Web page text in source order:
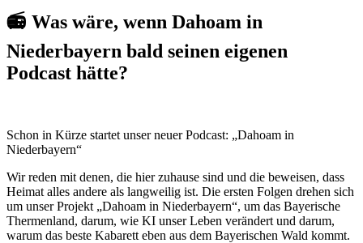
📻 Was wäre, wenn Dahoam in
Niederbayern bald seinen eigenen
Podcast hätte?
Schon in Kürze startet unser neuer Podcast: „Dahoam in
Niederbayern“
Wir reden mit denen, die hier zuhause sind und die beweisen, dass
Heimat alles andere als langweilig ist. Die ersten Folgen drehen sich
um unser Projekt „Dahoam in Niederbayern“, um das Bayerische
Thermenland, darum, wie KI unser Leben verändert und darum,
warum das beste Kabarett eben aus dem Bayerischen Wald kommt.